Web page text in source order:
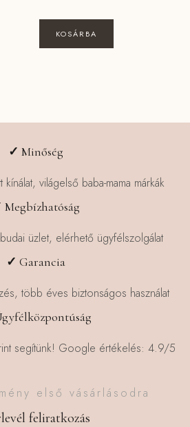
KOSÁRBA
✓ Minőség
világelső baba-mama márkák
Megbízhatóság
üzlet, elérhető ügyfélszolgálat
✓ Garancia
több éves biztonságos használat
segítünk! Google értékelés: 4.9/5
első vásárlásodra
feliratkozás